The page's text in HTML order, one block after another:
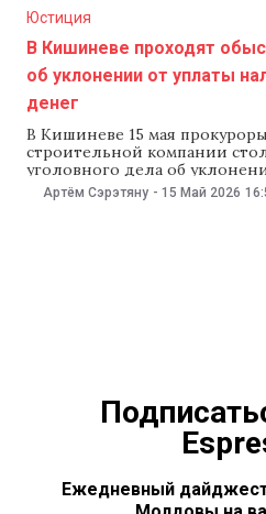
Юстиция
В Кишиневе проходят
об уклонении от уплаты
денег
В Кишиневе 15 мая
строительной компании
уголовного дела об
отмывании денег. Об этом
релизе Прокуратуры по
Артём Сэрэтяну - 15 Май 2026
Ежедневный